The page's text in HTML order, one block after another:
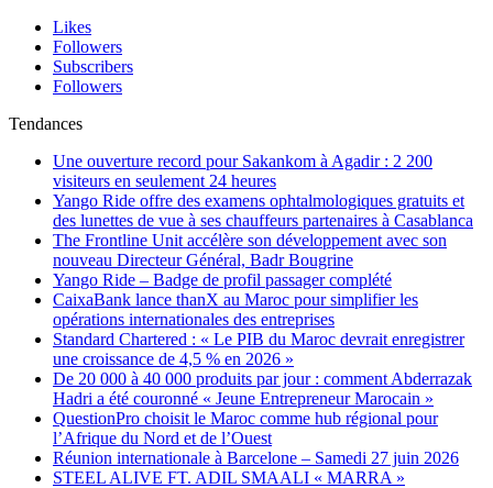
Likes
Followers
Subscribers
Followers
Tendances
Une ouverture record pour Sakankom à Agadir : 2 200
visiteurs en seulement 24 heures
Yango Ride offre des examens ophtalmologiques gratuits et
des lunettes de vue à ses chauffeurs partenaires à Casablanca
The Frontline Unit accélère son développement avec son
nouveau Directeur Général, Badr Bougrine
Yango Ride – Badge de profil passager complété
CaixaBank lance thanX au Maroc pour simplifier les
opérations internationales des entreprises
Standard Chartered : « Le PIB du Maroc devrait enregistrer
une croissance de 4,5 % en 2026 »
De 20 000 à 40 000 produits par jour : comment Abderrazak
Hadri a été couronné « Jeune Entrepreneur Marocain »
QuestionPro choisit le Maroc comme hub régional pour
l’Afrique du Nord et de l’Ouest
Réunion internationale à Barcelone – Samedi 27 juin 2026
STEEL ALIVE FT. ADIL SMAALI « MARRA »